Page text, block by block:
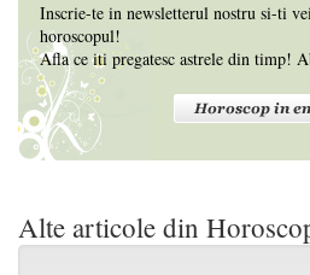
Inscrie-te in newsletterul nostru si-ti
horoscopul!
Afla ce iti pregatesc astrele din timp!
Alte articole din